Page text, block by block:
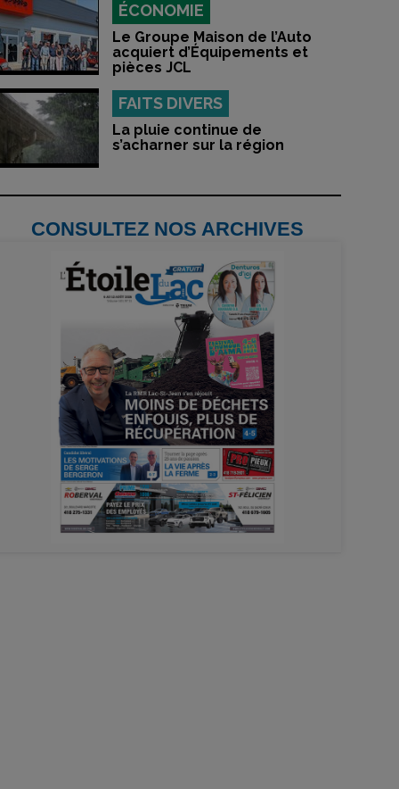
ÉCONOMIE
Le Groupe Maison de l’Auto
acquiert d’Équipements et
pièces JCL
FAITS DIVERS
La pluie continue de
s’acharner sur la région
CONSULTEZ NOS ARCHIVES